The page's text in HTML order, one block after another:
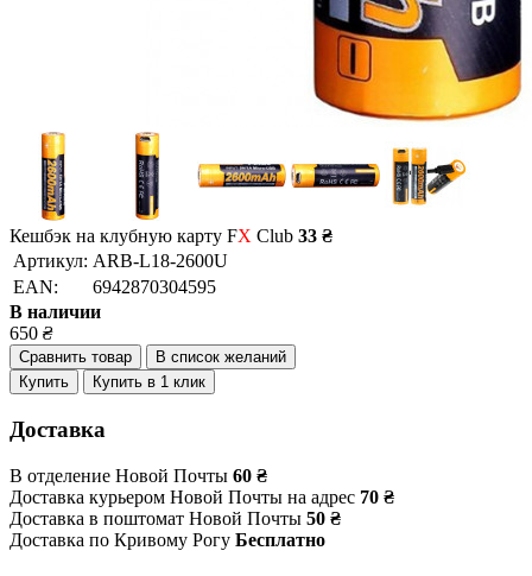
Кешбэк на клубную карту FX Club 33 ₴
Артикул: ARB-L18-2600U
EAN:
6942870304595
В наличии
650 ₴
Сравнить товар
В список желаний
Купить
Купить в 1 клик
Доставка
В отделение Новой Почты 60 ₴
Доставка курьером Новой Почты на адрес 70 ₴
Доставка в поштомат Новой Почты 50 ₴
Доставка по Кривому Рогу Бесплатно